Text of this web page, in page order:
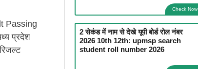
Passing
प्रदेश
Check Now
2 सेकंड में नाम से देखे यूपी बोर्ड रोल नंबर
2026 10th 12th: upmsp search
student roll number 2026